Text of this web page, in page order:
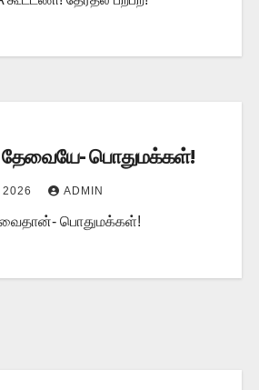
பொதுமக்கள்!
ADMIN
பொதுமக்கள்!